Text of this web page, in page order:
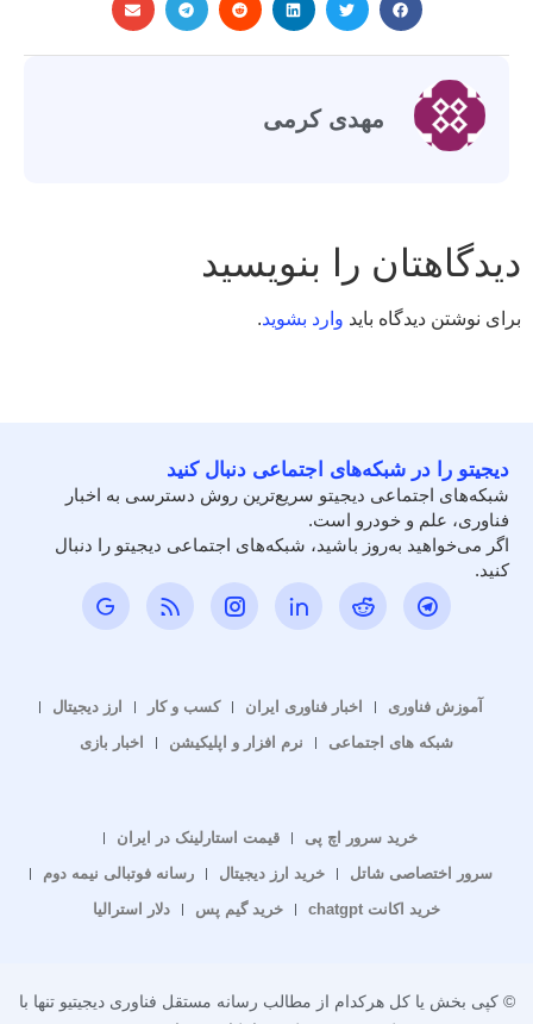
مهدی کرمی
دیدگاهتان را بنویسید
برای نوشتن دیدگاه باید وارد بشوید.
دیجیتو را در شبکه‌های اجتماعی دنبال کنید
شبکه‌های اجتماعی دیجیتو سریع‌ترین روش دسترسی به اخبار
فناوری، علم و خودرو است.
اگر می‌خواهید به‌روز باشید، شبکه‌های اجتماعی دیجیتو را دنبال
کنید.
آموزش فناوری اخبار فناوری ایران کسب و کار
ارز دیجیتال
شبکه های اجتماعی
نرم افزار و اپلیکیشن اخبار بازی
خرید سرور اچ پی
قیمت استارلینک در ایران
سرور اختصاصی شاتل
خرید ارز دیجیتال
رسانه فوتبالی نیمه دوم
خرید اکانت chatgpt
خرید گیم پس دلار استرالیا
© کپی بخش یا کل هرکدام از مطالب رسانه مستقل فناوری دیجیتیو تنها با